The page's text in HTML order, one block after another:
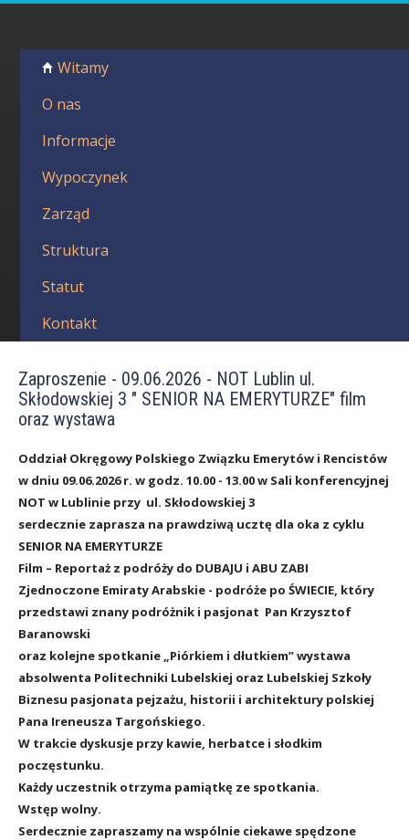
Przejdź
ą
m
w
Witamy
O nas
Informacje
Wypoczynek
Zarząd
Struktura
Statut
Kontakt
Zaproszenie - 09.06.2026 - NOT Lublin ul.
Skłodowskiej 3 " SENIOR NA EMERYTURZE" film
oraz wystawa
Oddział Okręgowy Polskiego Związku Emerytów i Rencistów
w dniu 09.06.2026 r. w godz. 10.00 - 13.00 w Sali konferencyjnej
NOT w Lublinie przy ul. Skłodowskiej 3
serdecznie zaprasza na prawdziwą ucztę dla oka z cyklu
SENIOR NA EMERYTURZE
Film – Reportaż z podróży do DUBAJU i ABU ZABI
Zjednoczone Emiraty Arabskie - podróże po ŚWIECIE, który
przedstawi znany podróżnik i pasjonat Pan Krzysztof
Baranowski
oraz kolejne spotkanie „Piórkiem i dłutkiem” wystawa
absolwenta Politechniki Lubelskiej oraz Lubelskiej Szkoły
Biznesu pasjonata pejzażu, historii i architektury polskiej
Pana Ireneusza Targońskiego.
W trakcie dyskusje przy kawie, herbatce i słodkim
poczęstunku.
Każdy uczestnik otrzyma pamiątkę ze spotkania.
Wstęp wolny.
Serdecznie zapraszamy na wspólnie ciekawe spędzone